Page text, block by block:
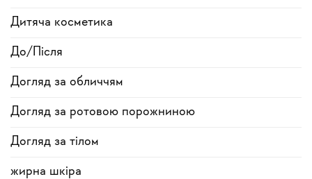
Дитяча косметика
До/Після
Догляд за обличчям
Догляд за ротовою порожниною
Догляд за тілом
жирна шкіра